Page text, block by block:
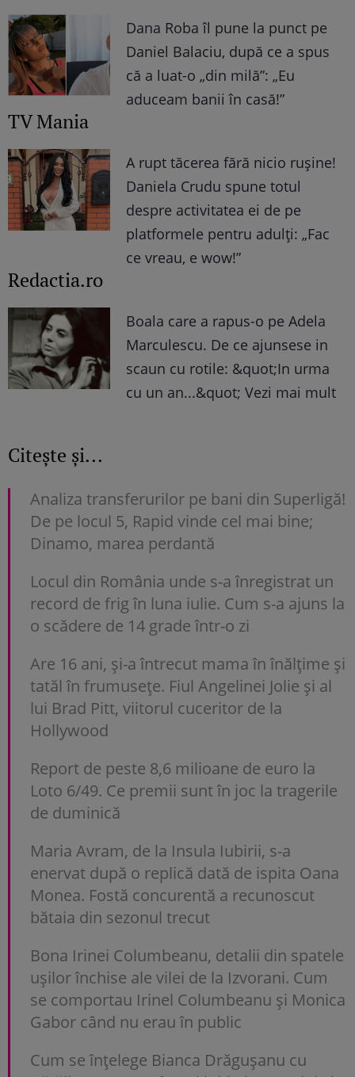
Dana Roba îl pune la punct pe
Daniel Balaciu, după ce a spus
că a luat-o „din milă”: „Eu
aduceam banii în casă!”
TV Mania
A rupt tăcerea fără nicio rușine!
Daniela Crudu spune totul
despre activitatea ei de pe
platformele pentru adulți: „Fac
ce vreau, e wow!”
Redactia.ro
Boala care a rapus-o pe Adela
Marculescu. De ce ajunsese in
scaun cu rotile: &quot;In urma
cu un an...&quot; Vezi mai mult
Citește și...
Analiza transferurilor pe bani din Superligă!
De pe locul 5, Rapid vinde cel mai bine;
Dinamo, marea perdantă
Locul din România unde s-a înregistrat un
record de frig în luna iulie. Cum s-a ajuns la
o scădere de 14 grade într-o zi
Are 16 ani, și-a întrecut mama în înălțime și
tatăl în frumusețe. Fiul Angelinei Jolie și al
lui Brad Pitt, viitorul cuceritor de la
Hollywood
Report de peste 8,6 milioane de euro la
Loto 6/49. Ce premii sunt în joc la tragerile
de duminică
Maria Avram, de la Insula Iubirii, s-a
enervat după o replică dată de ispita Oana
Monea. Fostă concurentă a recunoscut
bătaia din sezonul trecut
Bona Irinei Columbeanu, detalii din spatele
ușilor închise ale vilei de la Izvorani. Cum
se comportau Irinel Columbeanu și Monica
Gabor când nu erau în public
Cum se înțelege Bianca Drăgușanu cu